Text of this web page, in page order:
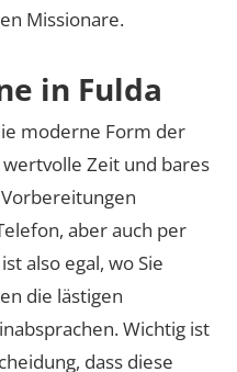
Missionare.
in Fulda
moderne Form der
Zeit und bares
aber auch per
also egal, wo Sie
die lästigen
Wichtig ist
dass diese